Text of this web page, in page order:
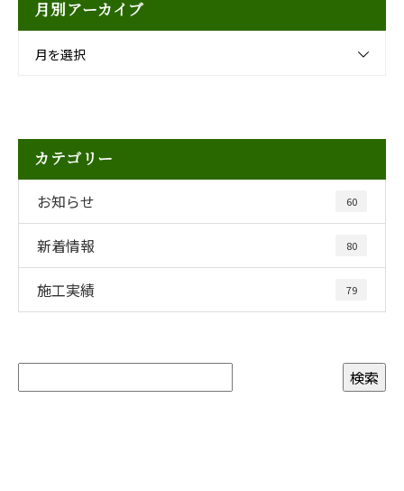
月別アーカイブ
月を選択
カテゴリー
お知らせ 60
新着情報 80
施工実績 79